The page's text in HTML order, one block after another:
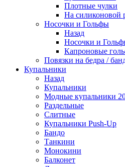
Плотные чулки
На силиконовой
Носочки и Гольфы
Назад
Носочки и
Капроновые
Повязки на бедра /
Купальники
Назад
Купальники
Модные купальники
Раздельные
Слитные
Купальники Push-Up
Бандо
Танкини
Монокини
Балконет